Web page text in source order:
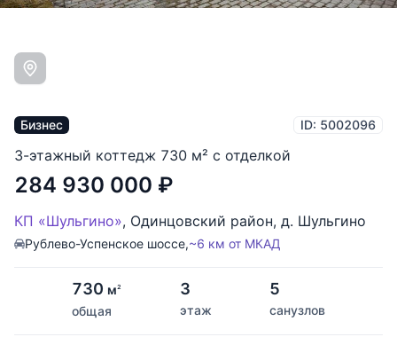
Бизнес ID: 5002096
3-этажный коттедж 730 м² с отделкой
284 930 000 ₽
КП «Шульгино», Одинцовский район, д. Шульгино
Рублево-Успенское шоссе,~6 км от МКАД
730 м2
общая
3
этаж
5
санузлов